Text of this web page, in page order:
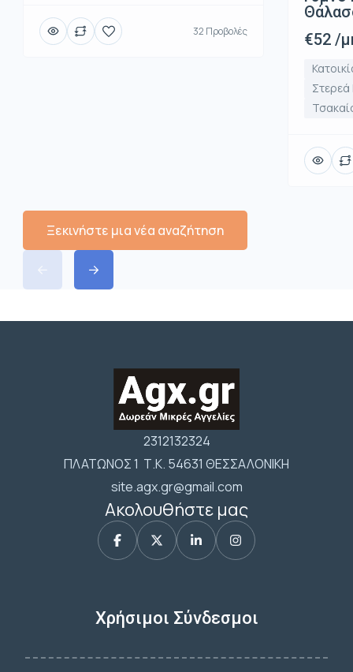
32 Προβολές
€52 /
Ξεκινήστε μια νέα αναζήτηση
2312132324
ΠΛΑΤΩΝΟΣ 1 Τ.Κ. 54631 ΘΕΣΣΑΛΟΝΙΚΗ
site.agx.gr@gmail.com
Ακολουθήστε μας
Χρήσιμοι Σύνδεσμοι